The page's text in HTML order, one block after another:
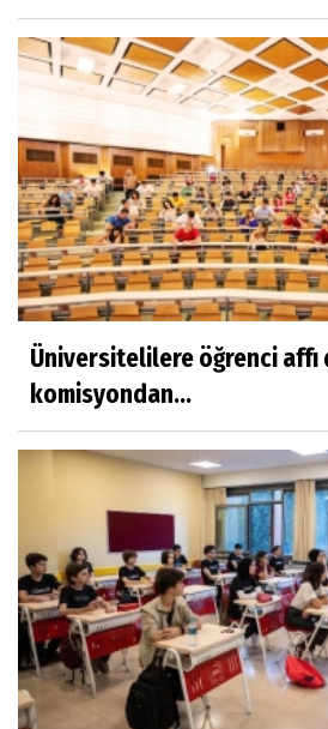
Üniversitelilere öğrenci affı
komisyondan...